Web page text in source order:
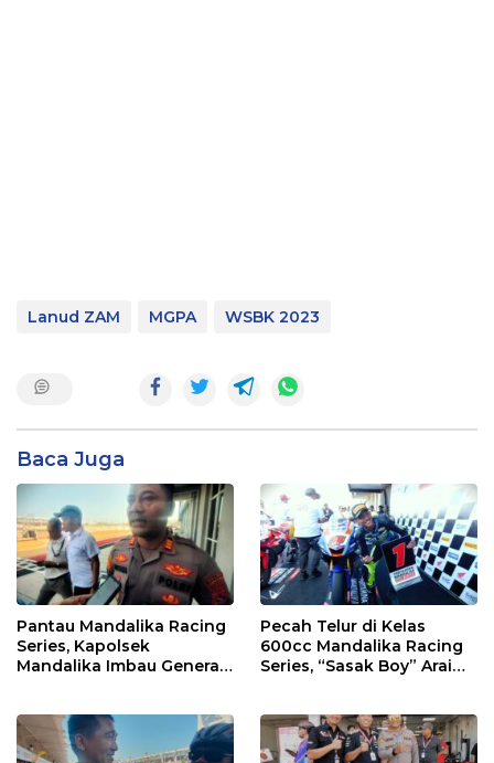
Lanud ZAM MGPA WSBK 2023
Baca Juga
Pantau Mandalika Racing
Series, Kapolsek
Mandalika Imbau Generasi
Pecah Telur di Kelas
600cc Mandalika Racing
Series, “Sasak Boy” Arai